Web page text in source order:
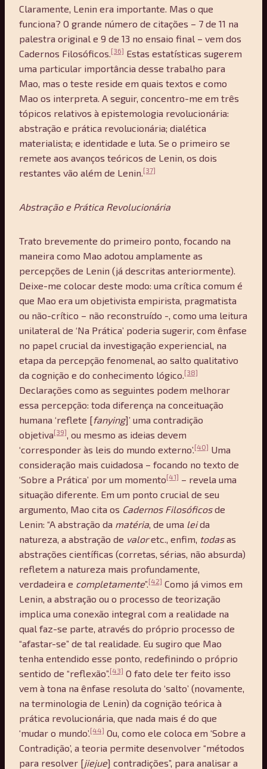
Claramente, Lenin era importante. Mas o que
funciona? O grande número de citações – 7 de 11 na
palestra original e 9 de 13 no ensaio final – vem dos
Cadernos Filosóficos. [36] Estas estatísticas sugerem
uma particular importância desse trabalho para
Mao, mas o teste reside em quais textos e como
Mao os interpreta. A seguir, concentro-me em três
tópicos relativos à epistemologia revolucionária:
abstração e prática revolucionária; dialética
materialista; e identidade e luta. Se o primeiro se
remete aos avanços teóricos de Lenin, os dois
restantes vão além de Lenin. [37]
Abstração e Prática Revolucionária
Trato brevemente do primeiro ponto, focando na
maneira como Mao adotou amplamente as
percepções de Lenin (já descritas anteriormente).
Deixe-me colocar deste modo: uma crítica comum é
que Mao era um objetivista empirista, pragmatista
ou não-crítico – não reconstruído -, como uma leitura
unilateral de ‘Na Prática’ poderia sugerir, com ênfase
no papel crucial da investigação experiencial, na
etapa da percepção fenomenal, ao salto qualitativo
da cognição e do conhecimento lógico. [38]
Declarações como as seguintes podem melhorar
essa percepção: toda diferença na conceituação
humana ‘reflete [fanying]’ uma contradição
objetiva[39] , ou mesmo as ideias devem
‘corresponder às leis do mundo externo’. [40] Uma
consideração mais cuidadosa – focando no texto de
‘Sobre a Prática’ por um momento[41] – revela uma
situação diferente. Em um ponto crucial de seu
argumento, Mao cita os Cadernos Filosóficosde
Lenin: “A abstração da matéria , de uma leida
natureza, a abstração de valoretc., enfim, todasas
abstrações científicas (corretas, sérias, não absurda)
refletem a natureza mais profundamente,
verdadeira e completamente”. [42] Como já vimos em
Lenin, a abstração ou o processo de teorização
implica uma conexão integral com a realidade na
qual faz-se parte, através do próprio processo de
“afastar-se” de tal realidade. Eu sugiro que Mao
tenha entendido esse ponto, redefinindo o próprio
sentido de “reflexão”. [43] O fato dele ter feito isso
vem à tona na ênfase resoluta do ‘salto’ (novamente,
na terminologia de Lenin) da cognição teórica à
prática revolucionária, que nada mais é do que
‘mudar o mundo’. [44] Ou, como ele coloca em ‘Sobre a
Contradição’, a teoria permite desenvolver “métodos
para resolver [jiejue] contradições”, para analisar a